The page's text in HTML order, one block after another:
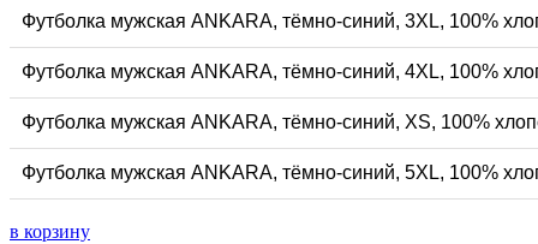
Футболка мужская ANKARA, тёмно-синий, 3XL, 100%
Футболка мужская ANKARA, тёмно-синий, 4XL, 100%
Футболка мужская ANKARA, тёмно-синий, XS, 100%
Футболка мужская ANKARA, тёмно-синий, 5XL, 100%
в корзину